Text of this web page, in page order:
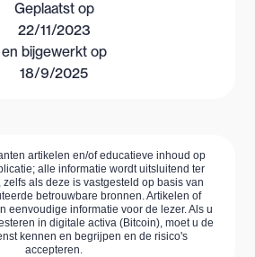
Geplaatst op
22/11/2023
en bijgewerkt op
18/9/2025
artikelen en/of educatieve inhoud op
alle informatie wordt uitsluitend ter
als deze is vastgesteld op basis van
betrouwbare bronnen. Artikelen of
eenvoudige informatie voor de lezer. Als u
in digitale activa (Bitcoin), moet u de
kennen en begrijpen en de risico's
accepteren.